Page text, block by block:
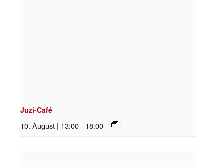
Juzi-Café
10. August | 13:00- 18:00